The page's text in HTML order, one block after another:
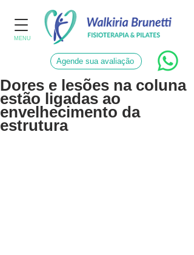
MENU
Agende sua avaliação
Dores e lesões na coluna
estão ligadas ao
envelhecimento da
estrutura